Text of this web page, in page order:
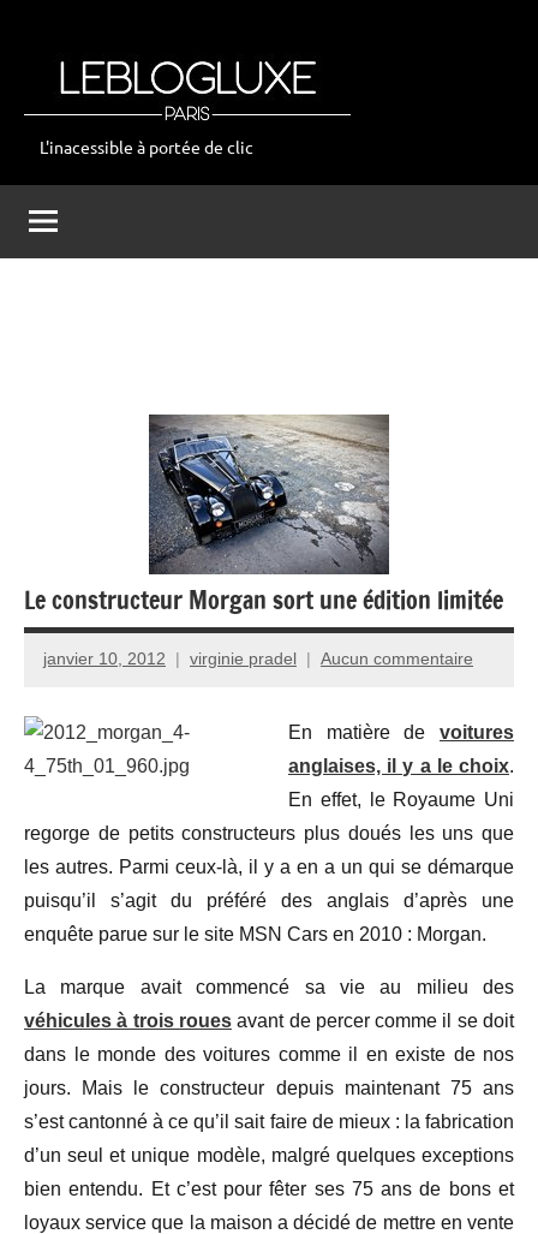
leblogluxe
L'inacessible à portée de clic
Le constructeur Morgan sort une édition limitée
janvier 10, 2012 virginie pradel Aucun commentaire
En matière de voitures
anglaises, il y a le choix.
En effet, le Royaume Uni
regorge de petits constructeurs plus doués les uns que
les autres. Parmi ceux-là, il y a en a un qui se démarque
puisqu’il s’agit du préféré des anglais d’après une
enquête parue sur le site MSN Cars en 2010 : Morgan.
La marque avait commencé sa vie au milieu des
véhicules à trois rouesavant de percer comme il se doit
dans le monde des voitures comme il en existe de nos
jours. Mais le constructeur depuis maintenant 75 ans
s’est cantonné à ce qu’il sait faire de mieux : la fabrication
d’un seul et unique modèle, malgré quelques exceptions
bien entendu. Et c’est pour fêter ses 75 ans de bons et
loyaux service que la maison a décidé de mettre en vente